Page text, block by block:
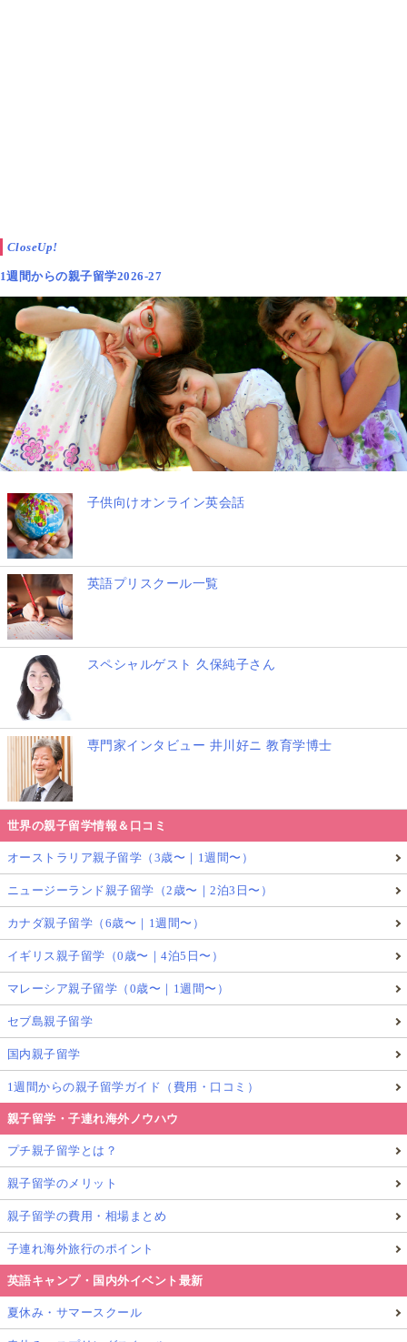
CloseUp!
1週間からの親子留学2026-27
子供向けオンライン英会話
英語プリスクール一覧
スペシャルゲスト 久保純子さん
専門家インタビュー 井川好ニ 教育学博士
世界の親子留学情報＆口コミ
オーストラリア親子留学（3歳〜｜1週間〜）
ニュージーランド親子留学（2歳〜｜2泊3日〜）
カナダ親子留学（6歳〜｜1週間〜）
イギリス親子留学（0歳〜｜4泊5日〜）
マレーシア親子留学（0歳〜｜1週間〜）
セブ島親子留学
国内親子留学
1週間からの親子留学ガイド（費用・口コミ）
親子留学・子連れ海外ノウハウ
プチ親子留学とは？
親子留学のメリット
親子留学の費用・相場まとめ
子連れ海外旅行のポイント
英語キャンプ・国内外イベント最新
夏休み・サマースクール